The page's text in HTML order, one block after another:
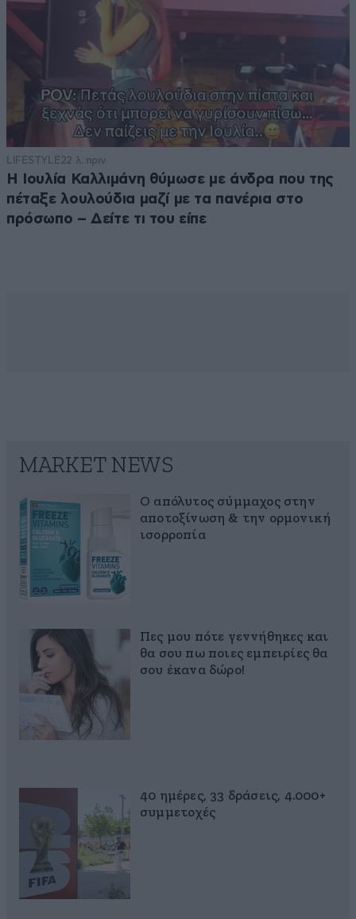
LIFESTYLE22 λ. πριν
Η Ιουλία Καλλιμάνη θύμωσε με άνδρα που της
πέταξε λουλούδια μαζί με τα πανέρια στο
πρόσωπο – Δείτε τι του είπε
MARKET NEWS
Ο απόλυτος σύμμαχος στην
αποτοξίνωση & την ορμονική
ισορροπία
Πες μου πότε γεννήθηκες και
θα σου πω ποιες εμπειρίες θα
σου έκανα δώρο!
40 ημέρες, 33 δράσεις, 4.000+
συμμετοχές